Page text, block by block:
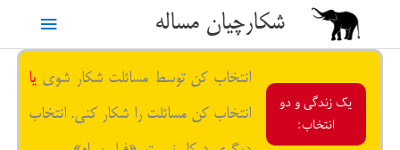
محتوا
شکارچیان مساله
فهرست
یک زندگی و دو
انتخاب:
انتخاب کن توسط مسائلت شکار شوی یا
انتخاب کن مسائلت را شکار کنی. انتخاب